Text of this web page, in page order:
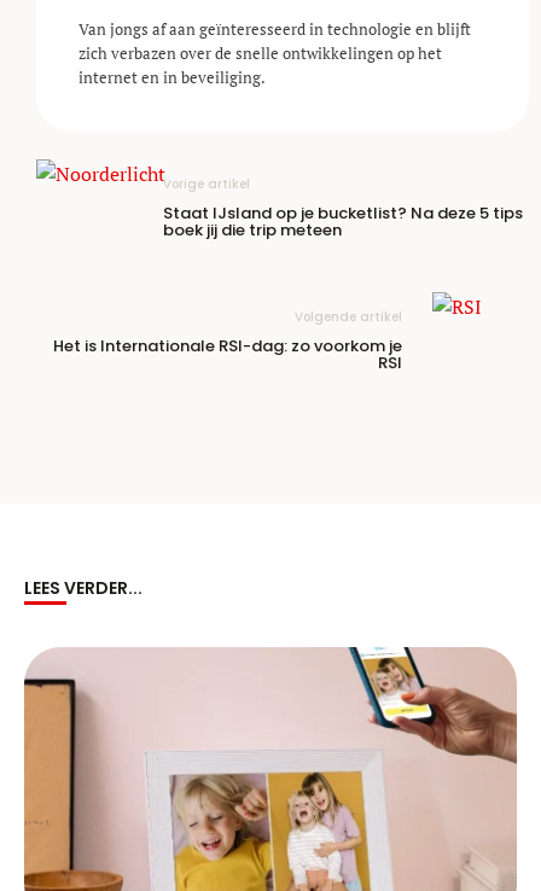
Van jongs af aan geïnteresseerd in technologie en blijft
zich verbazen over de snelle ontwikkelingen op het
internet en in beveiliging.
Vorige artikel
Staat IJsland op je bucketlist? Na deze 5 tips
boek jij die trip meteen
Volgende artikel
Het is Internationale RSI-dag: zo voorkom je
RSI
LEES VERDER...